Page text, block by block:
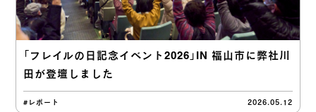
「フレイルの日記念イベント2026」IN 福山市に弊社川
田が登壇しました
#レポート 2026.05.12